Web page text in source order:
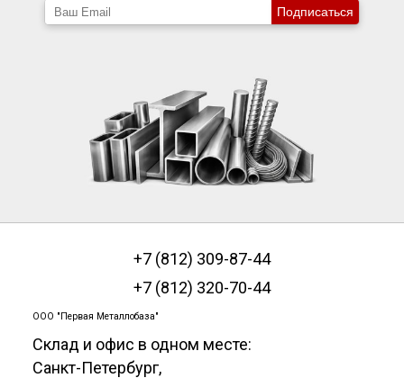
Подписаться
+7 (812) 309-87-44
+7 (812) 320-70-44
ООО "Первая Металлобаза"
Склад и офис в одном месте:
Санкт-Петербург,